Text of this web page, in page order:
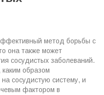
метод борьбы с
она также может
сосудистых заболеваний.
образом
сосудистую систему, и
фактором в